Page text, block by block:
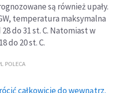
są również upały.
temperatura maksymalna
do 31 st. C. Natomiast w
do 20 st. C.
POLECA
całkowicie do wewnątrz.